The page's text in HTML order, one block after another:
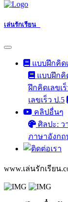
เล่นรักเรียน
แบบฝึกคิด
แบบฝึกคิ
ฝึกคิดเลขเ
เลขเร็ว ป.5
คลิปอื่นๆ
ศิลปะ: ว
ภาษาอังก
www.เล่นรักเรียน